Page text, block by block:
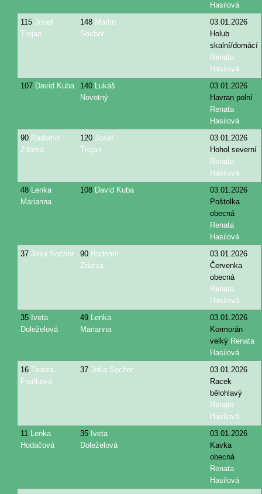
Hasilová
115 Josef
Trojan
148 Martin
Sochor
03.01.2026
Holub
skalní/domácí
Renata
Hasilová
107 David Kuba 140 Lukáš
Novotný
03.01.2026
Havran polní
Renata
Hasilová
90 Radomír
Zdarsa
120 Josef
Trojan
03.01.2026
Hohol severní
Renata
Hasilová
48 Lenka
Marianna
108 David Kuba
03.01.2026
Poštolka
obecná
Renata
Hasilová
37 Jirka Sochor 90 Radomír
Zdarsa
03.01.2026
Červenka
obecná
Renata
Hasilová
35 Iveta
Doleželová
49 Lenka
Marianna
03.01.2026
Kormorán
velký Renata
Hasilová
16 Tereza
Froňková
37 Jirka Sochor
03.01.2026
Racek
bělohlavý
Renata
Hasilová
11 Lenka
Hodačová
35 Iveta
Doleželová
03.01.2026
Kavka
obecná
Renata
Hasilová